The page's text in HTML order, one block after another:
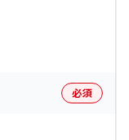
必須